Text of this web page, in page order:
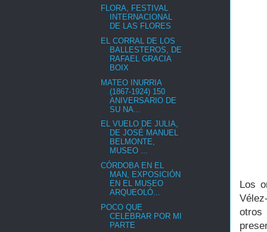
Los
otros
FLORA, FESTIVAL
INTERNACIONAL
DE LAS FLORES
EL CORRAL DE LOS
BALLESTEROS, DE
RAFAEL GRACIA
BOIX
MATEO INURRIA
(1867-1924) 150
ANIVERSARIO DE
SU NA...
EL VUELO DE JULIA,
DE JOSÉ MANUEL
BELMONTE,
MUSEO ...
CÓRDOBA EN EL
MAN, EXPOSICIÓN
EN EL MUSEO
ARQUEOLÓ...
POCO QUE
CELEBRAR POR MI
PARTE